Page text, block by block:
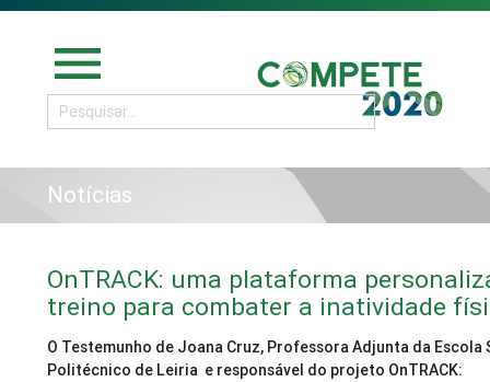
menu
Notícias
OnTRACK: uma plataforma
treino para combater a inatividade
O Testemunho de Joana Cruz, Professora Adjunta da Escola
Politécnico de Leiria e responsável do projeto OnTRACK: